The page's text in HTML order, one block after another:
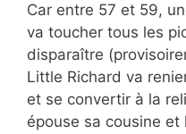
Car entre 57 et 59,
va toucher tous les
disparaître
Little Richard va
et se convertir à la
épouse sa cousine et